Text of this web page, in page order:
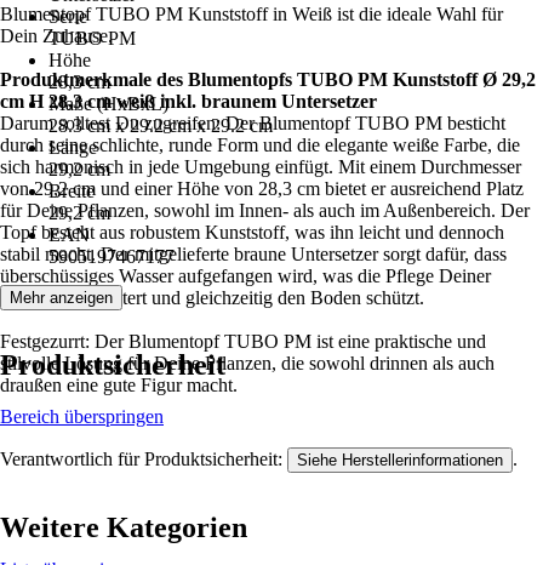
Serie
TUBO PM
Höhe
28,3 cm
Maße (HxBxL)
28.3 cm x 29.2 cm x 29.2 cm
Länge
29,2 cm
Breite
29,2 cm
EAN
5905197467177
Blumentopf TUBO PM Kunststoff in Weiß ist die ideale Wahl für
Dein Zuhause.
Produktmerkmale des Blumentopfs TUBO PM Kunststoff Ø 29,2
cm H 28,3 cm weiß inkl. braunem Untersetzer
Darum solltest Du zugreifen: Der Blumentopf TUBO PM besticht
durch seine schlichte, runde Form und die elegante weiße Farbe, die
sich harmonisch in jede Umgebung einfügt. Mit einem Durchmesser
von 29,2 cm und einer Höhe von 28,3 cm bietet er ausreichend Platz
für Deine Pflanzen, sowohl im Innen- als auch im Außenbereich. Der
Topf besteht aus robustem Kunststoff, was ihn leicht und dennoch
stabil macht. Der mitgelieferte braune Untersetzer sorgt dafür, dass
überschüssiges Wasser aufgefangen wird, was die Pflege Deiner
Pflanzen erleichtert und gleichzeitig den Boden schützt.
Festgezurrt: Der Blumentopf TUBO PM ist eine praktische und
stilvolle Lösung für Deine Pflanzen, die sowohl drinnen als auch
draußen eine gute Figur macht.
Mehr anzeigen
Produktsicherheit
Bereich überspringen
Verantwortlich für Produktsicherheit: Siehe Herstellerinformationen .
Weitere Kategorien